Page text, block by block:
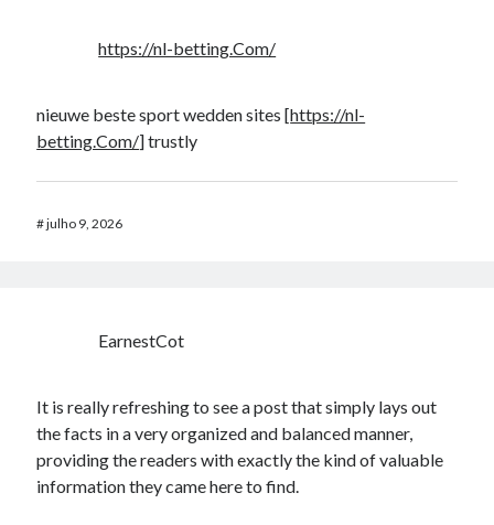
https://nl-betting.Com/
nieuwe beste sport wedden sites [https://nl-
betting.Com/] trustly
#julho 9, 2026
EarnestCot
It is really refreshing to see a post that simply lays out
the facts in a very organized and balanced manner,
providing the readers with exactly the kind of valuable
information they came here to find.